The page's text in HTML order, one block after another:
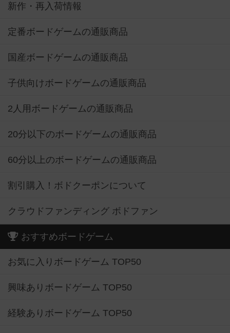
新作・再入荷情報
定番ボードゲームの通販商品
国産ボードゲームの通販商品
子供向けボードゲームの通販商品
2人用ボードゲームの通販商品
20分以下のボードゲームの通販商品
60分以上のボードゲームの通販商品
割引購入！ボドクーポンについて
クラウドファンディング ボドファン
おすすめボードゲーム
お気に入りボードゲーム TOP50
興味ありボードゲーム TOP50
経験ありボードゲーム TOP50